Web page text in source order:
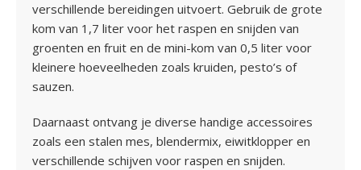
verschillende bereidingen uitvoert. Gebruik de grote
kom van 1,7 liter voor het raspen en snijden van
groenten en fruit en de mini-kom van 0,5 liter voor
kleinere hoeveelheden zoals kruiden, pesto’s of
sauzen.
Daarnaast ontvang je diverse handige accessoires
zoals een stalen mes, blendermix, eiwitklopper en
verschillende schijven voor raspen en snijden.